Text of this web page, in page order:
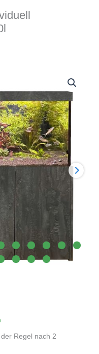
Regel nach 2